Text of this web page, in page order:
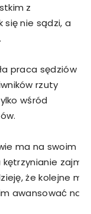
z
się nie sądzi, a
praca sędziów
rzuty
wśród
ma na swoim
kętrzynianie
że kolejne
awansować na